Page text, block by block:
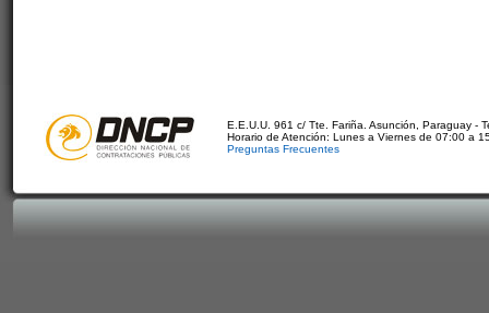
E.E.U.U. 961 c/ Tte. Fariña. Asunción, Paraguay -
Horario de Atención: Lunes a Viernes de 07:00 a
Preguntas Frecuentes